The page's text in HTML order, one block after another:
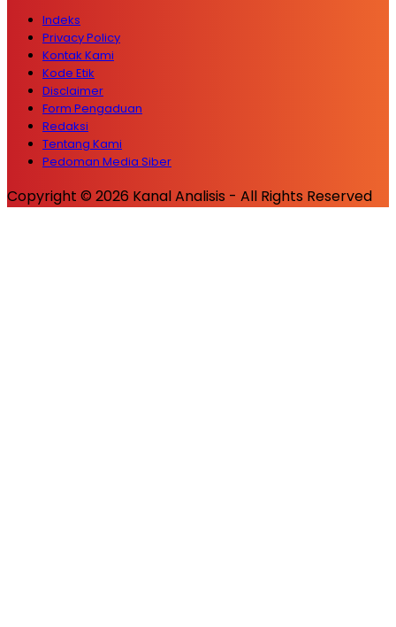
Indeks
Privacy Policy
Kontak Kami
Kode Etik
Disclaimer
Form Pengaduan
Redaksi
Tentang Kami
Pedoman Media Siber
Copyright © 2026 Kanal Analisis - All Rights Reserved